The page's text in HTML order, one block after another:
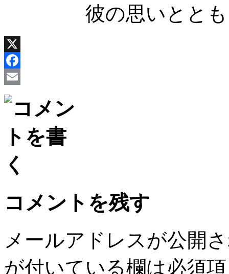
彼の思いとと
X
Facebook
Email
コメントを残す
メールアドレスが公開
が付いている欄は必須